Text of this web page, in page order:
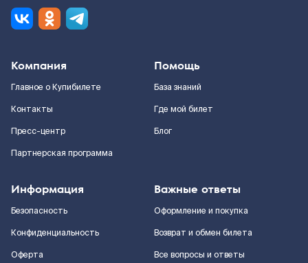
Компания
Главное о Купибилете
Контакты
Пресс-центр
Партнерская программа
Помощь
База знаний
Где мой билет
Блог
Информация
Безопасность
Конфиденциальность
Оферта
Важные ответы
Оформление и покупка
Возврат и обмен билета
Все вопросы и ответы